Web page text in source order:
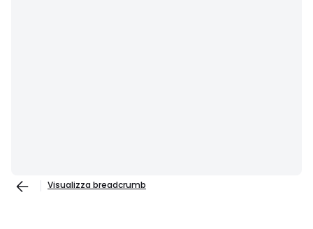
Visualizza breadcrumb